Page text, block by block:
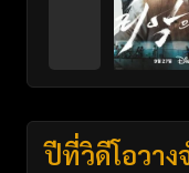
ปีที่วิดีโอวาง